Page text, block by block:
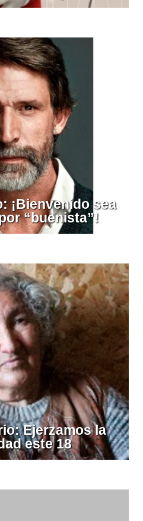
¡Bienvenido sea
“buenista”!
Ejerzamos la
este 18